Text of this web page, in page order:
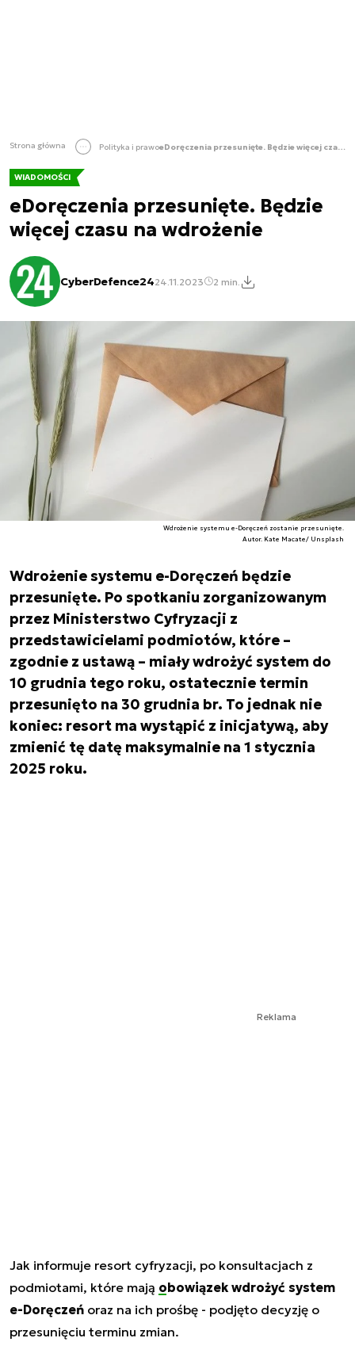
Strona główna Polityka i prawo eDoręczenia przesunięte. Będzie więcej czasu na wdrożenie
WIADOMOŚCI
eDoręczenia przesunięte. Będzie
więcej czasu na wdrożenie
CyberDefence2424.11.2023 2 min.
Wdrożenie systemu e-Doręczeń zostanie przesunięte.
Autor. Kate Macate/ Unsplash
Wdrożenie systemu e-Doręczeń będzie
przesunięte. Po spotkaniu zorganizowanym
przez Ministerstwo Cyfryzacji z
przedstawicielami podmiotów, które –
zgodnie z ustawą – miały wdrożyć system do
10 grudnia tego roku, ostatecznie termin
przesunięto na 30 grudnia br. To jednak nie
koniec: resort ma wystąpić z inicjatywą, aby
zmienić tę datę maksymalnie na 1 stycznia
2025 roku.
Reklama
Jak informuje resort cyfryzacji, po konsultacjach z
podmiotami, które mają obowiązek wdrożyć system
e-Doręczeń oraz na ich prośbę - podjęto decyzję o
przesunięciu terminu zmian.